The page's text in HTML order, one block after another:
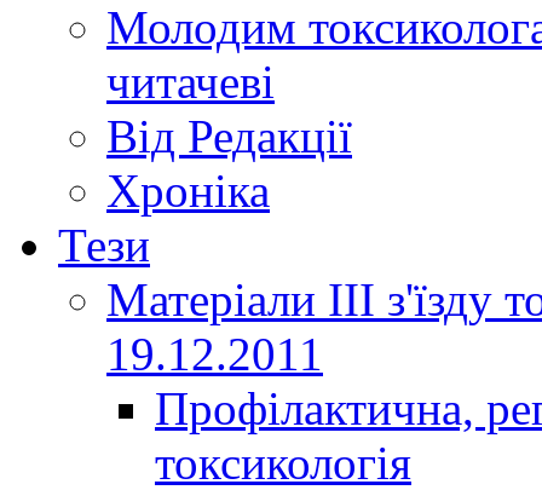
Молодим
читачеві
Від Редакції
Хроніка
Тези
Матеріали ІІІ з'їзду
19.12.2011
Профілактична,
токсикологія